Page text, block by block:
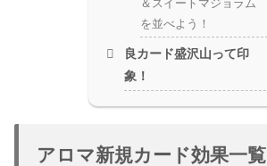
＆スイートマジョラム
を並べよう！
良カード盛沢山って印
象！
アロマ新規カード効果一覧